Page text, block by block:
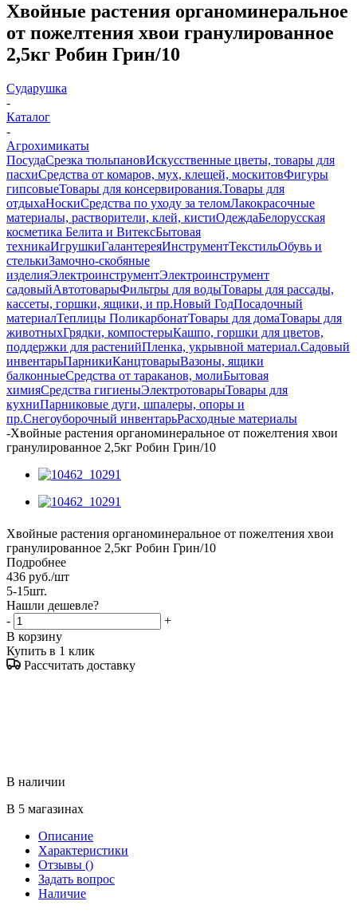
Хвойные растения органоминеральное
от пожелтения хвои гранулированное
2,5кг Робин Грин/10
Сударушка
-
Каталог
-
Агрохимикаты
ПосудаСрезка тюльпановИскусственные цветы, товары для
пасхиСредства от комаров, мух, клещей, москитовФигуры
гипсовыеТовары для консервирования.Товары для
отдыхаНоскиСредства по уходу за теломЛакокрасочные
материалы, растворители, клей, кистиОдеждаБелорусская
косметика Белита и ВитексБытовая
техникаИгрушкиГалантереяИнструментТекстильОбувь и
стелькиЗамочно-скобяные
изделияЭлектроинструментЭлектроинструмент
садовыйАвтотоварыФильтры для водыТовары для рассады,
кассеты, горшки, ящики, и пр.Новый ГодПосадочный
материалТеплицы ПоликарбонатТовары для домаТовары для
животныхГрядки, компостерыКашпо, горшки для цветов,
поддержки для растенийПленка, укрывной материал.Садовый
инвентарьПарникиКанцтоварыВазоны, ящики
балконныеСредства от тараканов, молиБытовая
химияСредства гигиеныЭлектротоварыТовары для
кухниПарниковые дуги, шпалеры, опоры и
пр.Снегоуборочный инвентарьРасходные материалы
-Хвойные растения органоминеральное от пожелтения хвои
гранулированное 2,5кг Робин Грин/10
Хвойные растения органоминеральное от пожелтения хвои
гранулированное 2,5кг Робин Грин/10
Подробнее
436 руб./шт
5-15шт.
Нашли дешевле?
-
+
В корзину
Купить в 1 клик
Рассчитать доставку
В наличии
В 5 магазинах
Описание
Характеристики
Отзывы ()
Задать вопрос
Наличие